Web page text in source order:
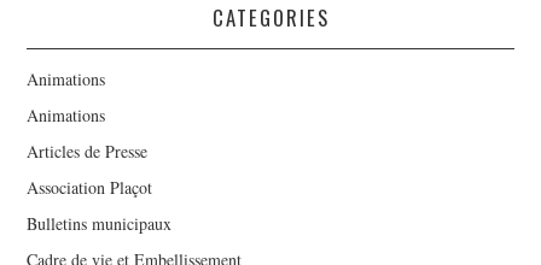
CATEGORIES
Animations
Animations
Articles de Presse
Association Plaçot
Bulletins municipaux
Cadre de vie et Embellissement